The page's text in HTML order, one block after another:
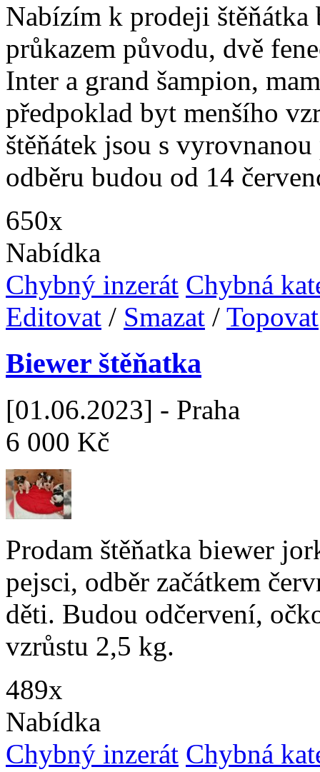
Nabízím k prodeji štěňátka
průkazem původu, dvě
Inter a grand šampion,
předpoklad byt menšího
štěňátek jsou s
odběru budou od 14
650x
Nabídka
Chybný inzerát Chybná
Editovat / Smazat / Topovat
Biewer štěňatka
[01.06.2023] - Praha
6 000 Kč
Prodam štěňatka biewer
pejsci, odběr začátkem
děti. Budou odčervení,
vzrůstu 2,5 kg.
489x
Nabídka
Chybný inzerát Chybná